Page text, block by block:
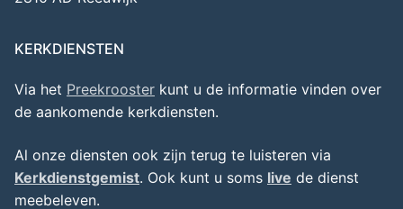
KERKDIENSTEN
Via het Preekrooster kunt u de informatie vinden over
de aankomende kerkdiensten.
Al onze diensten ook zijn terug te luisteren via
Kerkdienstgemist. Ook kunt u soms live de dienst
meebeleven.